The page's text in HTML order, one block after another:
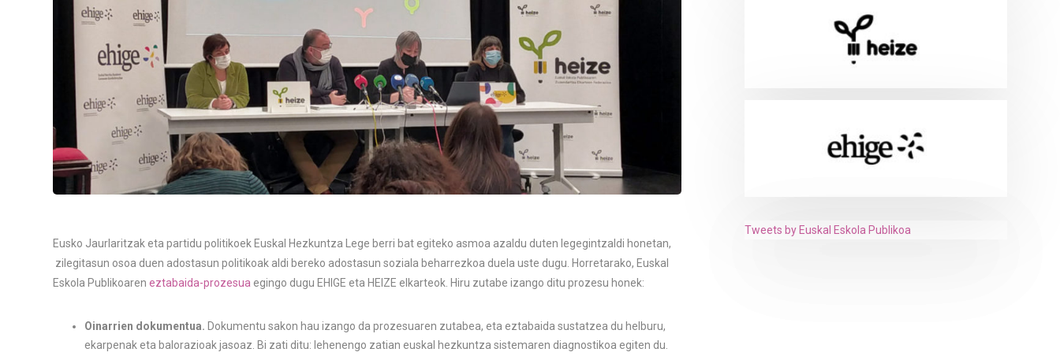
Eusko Jaurlaritzak eta partidu politikoek Euskal Hezkuntza Lege berri bat egiteko asmoa azaldu duten legegintzaldi honetan,
zilegitasun osoa duen adostasun politikoak aldi bereko adostasun soziala beharrezkoa duela uste dugu. Horretarako, Euskal
Eskola Publikoaren eztabaida-prozesua egingo dugu EHIGE eta HEIZE elkarteok. Hiru zutabe izango ditu prozesu honek:
Oinarrien dokumentua. Dokumentu sakon hau izango da prozesuaren zutabea, eta eztabaida sustatzea du helburu,
ekarpenak eta balorazioak jasoaz. Bi zati ditu: lehenengo zatian euskal hezkuntza sistemaren diagnostikoa egiten du.
Tweets by Euskal Eskola Publikoa